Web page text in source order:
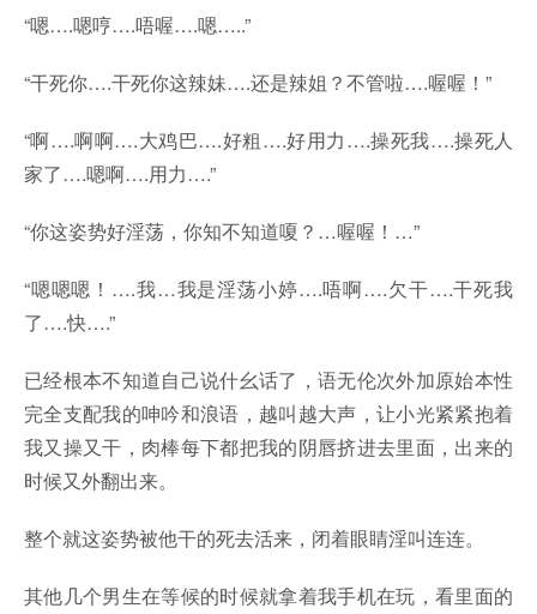
“嗯….嗯哼….唔喔….嗯…..”
“干死你….干死你这辣妹….还是辣姐？不管啦….喔喔！”
“啊….啊啊….大鸡巴….好粗….好用力….操死我….操死人
家了….嗯啊….用力….”
“你这姿势好淫荡，你知不知道嗄？…喔喔！…”
“嗯嗯嗯！….我…我是淫荡小婷….唔啊….欠干….干死我
了….快….”
已经根本不知道自己说什幺话了，语无伦次外加原始本性
完全支配我的呻吟和浪语，越叫越大声，让小光紧紧抱着
我又操又干，肉棒每下都把我的阴唇挤进去里面，出来的
时候又外翻出来。
整个就这姿势被他干的死去活来，闭着眼睛淫叫连连。
其他几个男生在等候的时候就拿着我手机在玩，看里面的